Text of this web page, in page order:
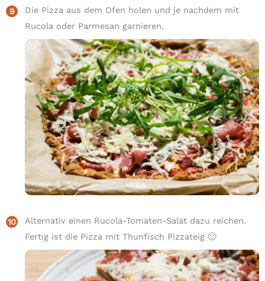
Die Pizza aus dem Ofen holen und je nachdem mit
Rucola oder Parmesan garnieren.
Alternativ einen Rucola-Tomaten-Salat dazu reichen.
Fertig ist die Pizza mit Thunfisch Pizzateig 🙂